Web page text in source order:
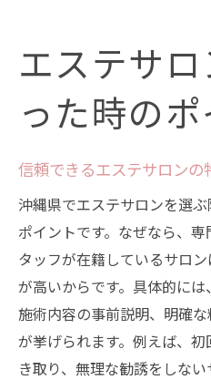
エステサ
った時のポ
信頼できるエステサロンの
沖縄県でエステサロンを選
ポイントです。なぜなら、
タッフが在籍しているサロ
が高いからです。具体的に
施術内容の事前説明、明確
が挙げられます。例えば、
き取り、無理な勧誘をしな